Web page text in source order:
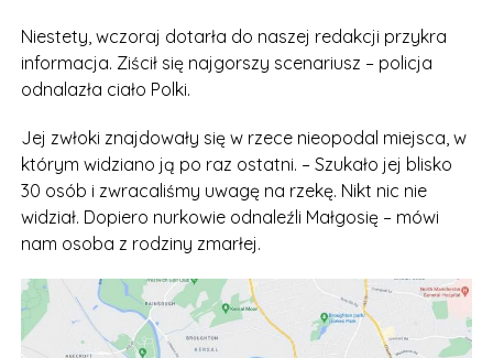
Niestety, wczoraj dotarła do naszej redakcji przykra
informacja. Ziścił się najgorszy scenariusz – policja
odnalazła ciało Polki.
Jej zwłoki znajdowały się w rzece nieopodal miejsca, w
którym widziano ją po raz ostatni. – Szukało jej blisko
30 osób i zwracaliśmy uwagę na rzekę. Nikt nic nie
widział. Dopiero nurkowie odnaleźli Małgosię – mówi
nam osoba z rodziny zmarłej.